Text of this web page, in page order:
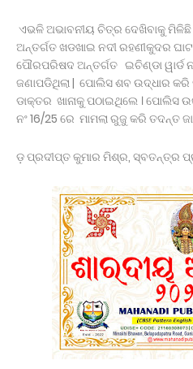
ଏଭଳି ଅଭାବନୀୟ ଚିତ୍ର ଦେଖିବାକୁ ମିଳିଛି
ଅନ୍ତର୍ଗତ ଖଡଖାଇ ନଦୀ ରହଣୀକୁଦର
ପୌରପରିଷଦ ଅନ୍ତର୍ଗତ ଇଚିଣ୍ଡା ୱାର୍ଡ
ଜଣାପଡିଥିଲା | ପୋଲିସ ଶବ ଉଦ୍ଧାର କରି
ଡାକ୍ତର ଖାନାକୁ ପଠାଇଥିଲେ ।
ନଂ 16/25 ରେ ମାମଲା ରୁଜୁ କରି ତଦନ୍ତ
ଡ଼ ପ୍ରଦୀପ୍ତ କୁମାର ମିଶ୍ର, ସ୍ବତନ୍ତ୍ର